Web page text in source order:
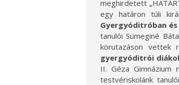
meghirdetett
egy határon túli
Gyergyóditróban és
tanulói Sümeginé
körutazáson vettek
gyergyóditrói
II. Géza
testvériskolánk